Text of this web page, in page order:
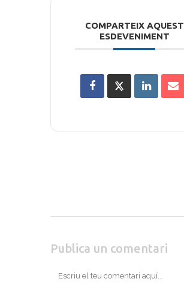
COMPARTEIX AQUEST
ESDEVENIMENT
Publica un comentari